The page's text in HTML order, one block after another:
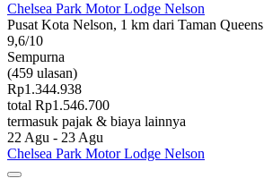
Chelsea Park Motor Lodge Nelson
Pusat Kota Nelson, 1 km dari Taman Queens
9,6/10
Sempurna
(459 ulasan)
Rp1.344.938
total Rp1.546.700
termasuk pajak & biaya lainnya
22 Agu - 23 Agu
Chelsea Park Motor Lodge Nelson